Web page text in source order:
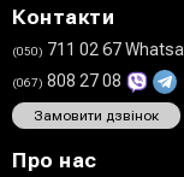
Контакти
(050) 711 02 67
(067) 808 27 08
Замовити дзвінок
Про нас